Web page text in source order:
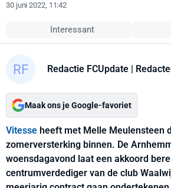
30 juni 2022, 11:42
Interessant
Redactie FCUpdate |
Maak ons je Google-favoriet
Vitesse heeft met Melle Meulensteen
zomerversterking binnen. De
woensdagavond laat een akkoord
centrumverdediger van de club